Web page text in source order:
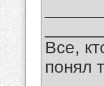
Все,
понял